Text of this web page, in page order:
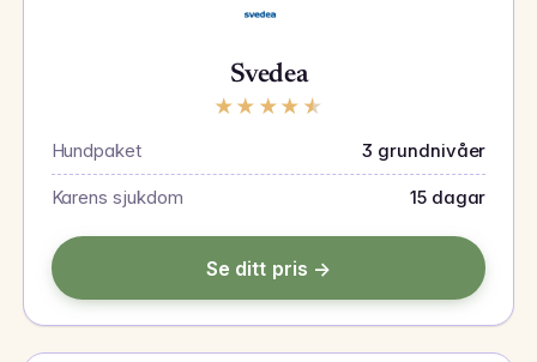
Svedea
★ ★ ★ ★ ★
Hundpaket 3 grundnivåer
Karens sjukdom 15 dagar
Se ditt pris →